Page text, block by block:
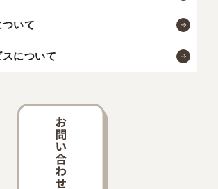
いて
について